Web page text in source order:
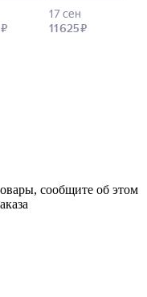
сообщите об этом